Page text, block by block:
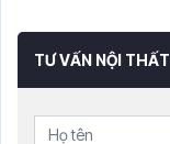
TƯ VẤN NỘI THẤT